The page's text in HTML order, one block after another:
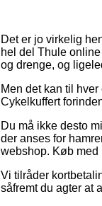
Det er jo virkelig
hel del Thule
og drenge, og
Men det kan til
Cykelkuffert
Du må ikke desto
der anses for
webshop. Køb med
Vi tilråder
såfremt du agter at